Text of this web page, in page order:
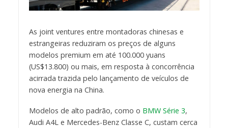
As joint ventures entre montadoras chinesas e
estrangeiras reduziram os preços de alguns
modelos premium em até 100.000 yuans
(US$13.800) ou mais, em resposta à concorrência
acirrada trazida pelo lançamento de veículos de
nova energia na China.
Modelos de alto padrão, como o BMW Série 3,
Audi A4L e Mercedes-Benz Classe C, custam cerca